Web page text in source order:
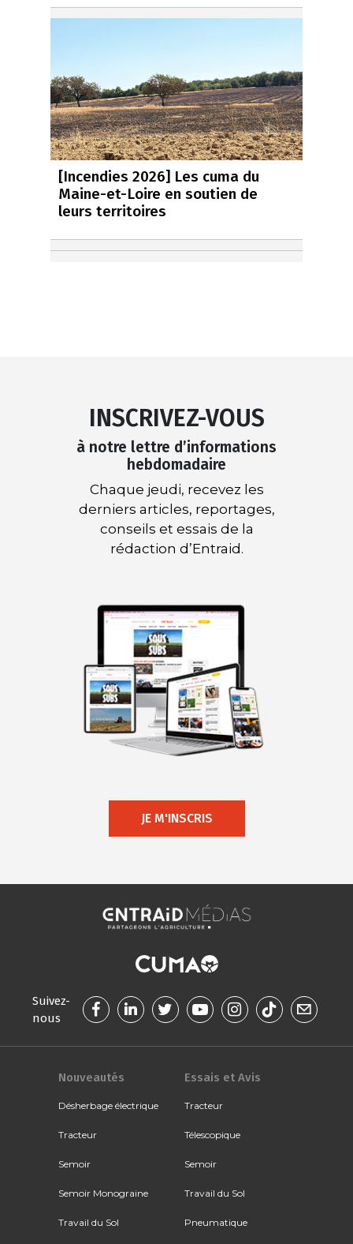
[Incendies 2026] Les cuma du
Maine-et-Loire en soutien de
leurs territoires
INSCRIVEZ-VOUS
à notre lettre d’informations
hebdomadaire
Chaque jeudi, recevez les
derniers articles, reportages,
conseils et essais de la
rédaction d’Entraid.
JE M'INSCRIS
Suivez-
nous
Nouveautés
Désherbage électrique
Tracteur
Semoir
Semoir Monograine
Travail du Sol
Essais et Avis
Tracteur
Télescopique
Semoir
Travail du Sol
Pneumatique